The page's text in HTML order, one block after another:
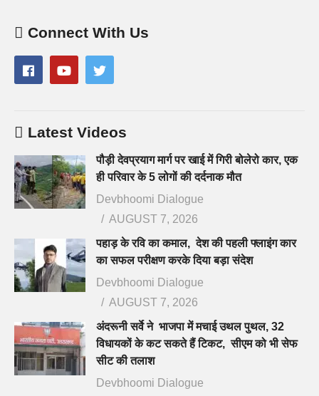
Connect With Us
Latest Videos
पौड़ी देवप्रयाग मार्ग पर खाई में गिरी बोलेरो कार, एक
ही परिवार के 5 लोगों की दर्दनाक मौत
Devbhoomi Dialogue
AUGUST 7, 2026
पहाड़ के रवि का कमाल, देश की पहली फ्लाइंग कार
का सफल परीक्षण करके दिया बड़ा संदेश
Devbhoomi Dialogue
AUGUST 7, 2026
अंदरूनी सर्वे ने भाजपा में मचाई उथल पुथल, 32
विधायकों के कट सकते हैं टिकट, सीएम को भी सेफ
सीट की तलाश
Devbhoomi Dialogue